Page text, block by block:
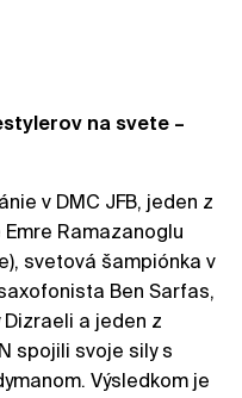
na svete –
v DMC JFB, jeden z
Ramazanoglu
svetová šampiónka v
Ben Sarfas,
a jeden z
spojili svoje sily s
Výsledkom je